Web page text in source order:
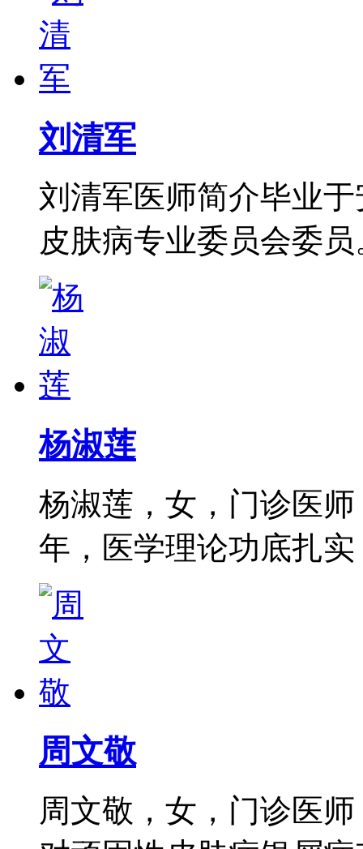
刘清军
刘清军医师简介毕业
皮肤病专业委员会委员
杨淑莲
杨淑莲，女，门诊医
年，医学理论功底扎实
周文敬
周文敬，女，门诊医